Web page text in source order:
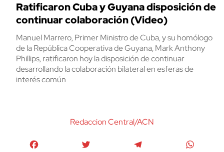
Ratificaron Cuba y Guyana disposición de
continuar colaboración (Video)
Manuel Marrero, Primer Ministro de Cuba, y su homólogo
de la República Cooperativa de Guyana, Mark Anthony
Phillips, ratificaron hoy la disposición de continuar
desarrollando la colaboración bilateral en esferas de
interés común
Redaccion Central/ACN